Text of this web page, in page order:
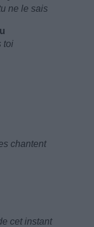
ne le sais
toi
chantent
cet instant